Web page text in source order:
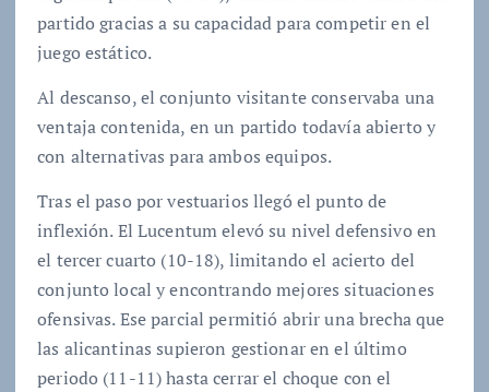
partido gracias a su capacidad para competir en el
juego estático.
Al descanso, el conjunto visitante conservaba una
ventaja contenida, en un partido todavía abierto y
con alternativas para ambos equipos.
Tras el paso por vestuarios llegó el punto de
inflexión. El Lucentum elevó su nivel defensivo en
el tercer cuarto (10-18), limitando el acierto del
conjunto local y encontrando mejores situaciones
ofensivas. Ese parcial permitió abrir una brecha que
las alicantinas supieron gestionar en el último
periodo (11-11) hasta cerrar el choque con el